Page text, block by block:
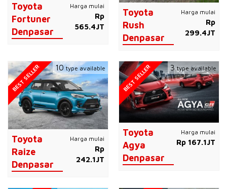
Toyota
Fortuner
Denpasar
Harga mulai
Rp
565.4JT
Toyota
Rush
Denpasar
Harga mulai
Rp
299.4JT
Toyota
Raize
Denpasar
Harga mulai
Rp
242.1JT
BEST SELLER 10 type available
Toyota
Agya
Denpasar
Harga mulai
Rp 167.1JT
BEST SELLER 3type available